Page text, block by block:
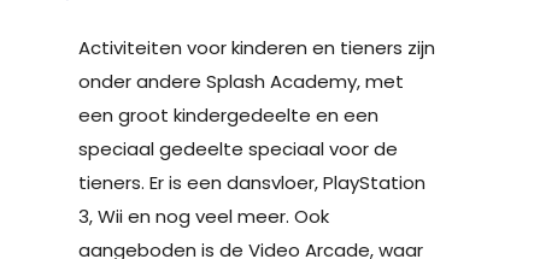
Activiteiten voor kinderen en tieners zijn
onder andere Splash Academy, met
een groot kindergedeelte en een
speciaal gedeelte speciaal voor de
tieners. Er is een dansvloer, PlayStation
3, Wii en nog veel meer. Ook
aangeboden is de Video Arcade, waar